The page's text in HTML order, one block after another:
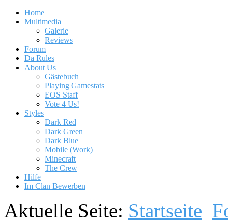
Home
Multimedia
Galerie
Reviews
Forum
Da Rules
About Us
Gästebuch
Playing Gamestats
EOS Staff
Vote 4 Us!
Styles
Dark Red
Dark Green
Dark Blue
Mobile (Work)
Minecraft
The Crew
Hilfe
Im Clan Bewerben
Aktuelle Seite: Startseite